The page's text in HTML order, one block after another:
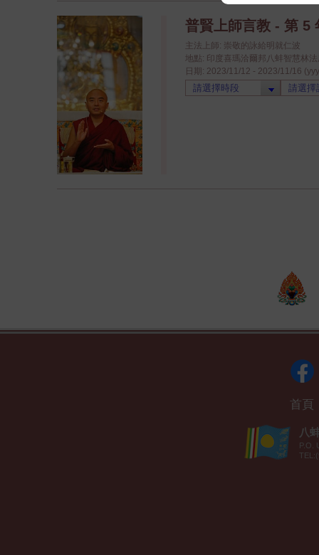
普賢上師言教 - 第 5
主法上師: 崇敬的詠給明就仁波
地點: 印度喜瑪洽爾邦八蚌智慧林
日期: 2023/11/12 - 2023/11/16
首頁
八
P.O.